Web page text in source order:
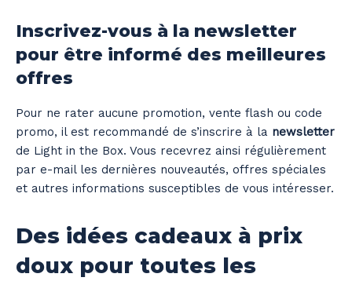
Inscrivez-vous à la newsletter
pour être informé des meilleures
offres
Pour ne rater aucune promotion, vente flash ou code
promo, il est recommandé de s’inscrire à la newsletter
de Light in the Box. Vous recevrez ainsi régulièrement
par e-mail les dernières nouveautés, offres spéciales
et autres informations susceptibles de vous intéresser.
Des idées cadeaux à prix
doux pour toutes les